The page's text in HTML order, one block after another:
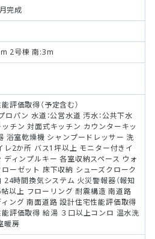
完成
2号棟 南:3m
評価取得（予定含む）
ロパン 水道：公営水道 汚水：公共下水
チン 対面式キッチン カウンターキッ
浴室乾燥機 シャンプードレッサー 洗
レ2か所 バス1坪以上 モニター付きイ
ディンプルキー 各室収納スペース ウォ
ーゼット 床下収納 シューズクローク
24時間換気システム 火災警報器（報知
帖以上 フローリング 耐震構造 南道路
ング 南面道路 設計住宅性能評価取得
評価取得 給湯 ３口以上コンロ 温水洗
暖房